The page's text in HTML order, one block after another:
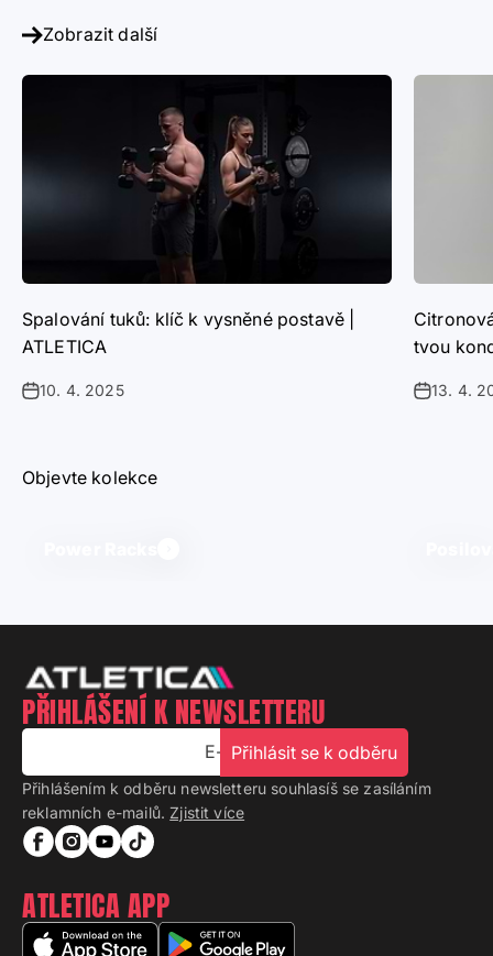
Zobrazit další
Spalování tuků: klíč k vysněné postavě |
ATLETICA
10. 4. 2025
tvou
13. 4.
Objevte kolekce
PŘIHLÁŠENÍ K NEWSLETTERU
E-mailPřihlásit se k odběru
Přihlášením k odběru newsletteru souhlasíš se zasíláním
reklamních e-mailů.Zjistit více
ATLETICA APP